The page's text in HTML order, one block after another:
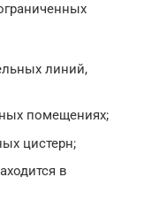
линий,
помещениях;
цистерн;
в